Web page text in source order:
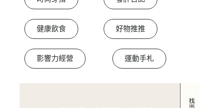
健康飲食 好物推推
影響力經營 運動手札